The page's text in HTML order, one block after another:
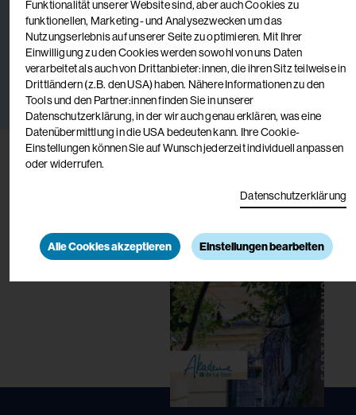
Christiane Dobernig
Bereichsleitung Leben mit Assistenz Waiern Diakonie
de La Tour
Funktionalität unserer Website sind, aber auch Cookies zu
funktionellen, Marketing- und Analysezwecken um das
Nutzungserlebnis auf unserer Seite zu optimieren. Mit Ihrer
Einwilligung zu den Cookies werden sowohl von uns Daten
verarbeitet als auch von Drittanbieter:innen, die ihren Sitz teilweise in
Drittländern (z.B. den USA) haben. Nähere Informationen zu den
Tools und den Partner:innen finden Sie in unserer
Datenschutzerklärung, in der wir auch genau erklären, was eine
Datenübermittlung in die USA bedeuten kann. Ihre Cookie-
Einstellungen können Sie auf Wunsch jederzeit individuell anpassen
oder widerrufen.
Datenschutzerklärung
Alle Cookies akzeptieren Einstellungen bearbeiten